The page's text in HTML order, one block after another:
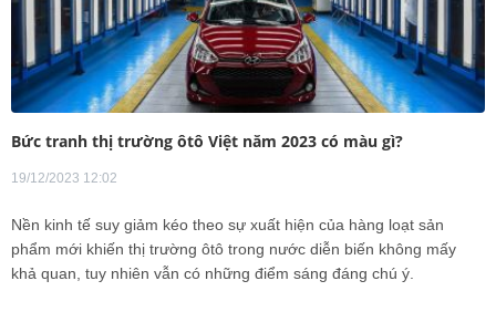
Bức tranh thị trường ôtô Việt năm 2023 có màu gì?
19/12/2023 12:02
Nền kinh tế suy giảm kéo theo sự xuất hiện của hàng loạt sản
phẩm mới khiến thị trường ôtô trong nước diễn biến không mấy
khả quan, tuy nhiên vẫn có những điểm sáng đáng chú ý.